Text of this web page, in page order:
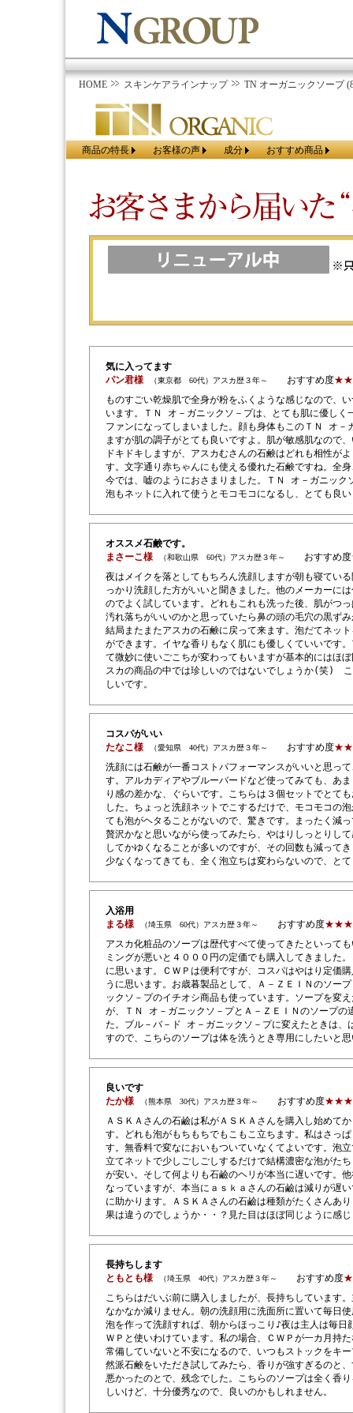
HOME スキンケアラインナップ TN オーガニックソープ
商品の特長 お客様の声 成分 おすすめ商品
気に入ってます
パン君様
（東京都 60代）アスカ歴３年～ おすすめ度
ものすごい乾燥肌で全身が粉をふくような感じなので、
います。ＴＮ オ－ガニックソ－プは、とても肌に優しく
ファンになってしまいました。顔も身体もこのＴＮ オ－
ますが肌の調子がとても良いですよ。肌が敏感肌なので
ドキドキしますが、アスカむさんの石鹸はどれも相性が
す。文字通り赤ちゃんにも使える優れた石鹸ですね。全
今では、嘘のようにおさまりました。ＴＮ オ－ガニック
泡もネットに入れて使うとモコモコになるし、とても良
オススメ石鹸です。
まさーこ様
（和歌山県 60代）アスカ歴３年～ おすすめ度
夜はメイクを落としてもちろん洗顔しますが朝も寝てい
っかり洗顔した方がいいと聞きました。他のメーカーに
のでよく試しています。どれもこれも洗った後、肌がつ
汚れ落ちがいいのかと思っていたら鼻の頭の毛穴の黒ず
結局またまたアスカの石鹸に戻って来ます。泡だてネッ
ができます。イヤな香りもなく肌にも優しくていいです
て微妙に使いごこちが変わってもいますが基本的にはほ
スカの商品の中では珍しいのではないでしょうか(笑)
しいです。
コスパがいい
たなこ様
（愛知県 40代）アスカ歴３年～ おすすめ度
洗顔には石鹸が一番コストパフォーマンスがいいと思っ
す。アルカディアやブルーバードなど使ってみても、あ
り感の差かな、ぐらいです。こちらは３個セットでとて
した。ちょっと洗顔ネットでこするだけで、モコモコの
ても泡がヘタることがないので、驚きです。まったく減
贅沢かなと思いながら使ってみたら、やはりしっとりし
してかゆくなることが多いのですが、その回数も減って
少なくなってきても、全く泡立ちは変わらないので、と
入浴用
まる様
（埼玉県 60代）アスカ歴３年～ おすすめ度
アスカ化粧品のソープは歴代すべて使ってきたといって
ミングが悪いと４０００円の定価でも購入してきました
に思います。ＣＷＰは便利ですが、コスパはやはり定価
うに思います。お歳暮製品として、Ａ－ＺＥＩＮのソー
ックソ－プのイチオシ商品も使っています。ソープを変
が、ＴＮ オ－ガニックソ－プとＡ－ＺＥＩＮのソープの
た。ブル－バ－ド オ－ガニックソ－プに変えたときは、
すので、こちらのソープは体を洗うとき専用にしたいと
良いです
たか様
（熊本県 30代）アスカ歴３年～ おすすめ度
ＡＳＫＡさんの石鹼は私がＡＳＫＡさんを購入し始めて
す。どれも泡がもちもちでもこもこ立ちます。私はさっ
す。無香料で変なにおいもついていなくてよいです。泡
立てネットで少しごしごしするだけで結構濃密な泡がた
が安い。そして何よりも石鹼のヘリが本当に遅いです。
なっていますが、本当にａｓｋａさんの石鹼は減りが遅
に助かります。ＡＳＫＡさんの石鹼は種類がたくさんあ
果は違うのでしょうか・・？見た目はほぼ同じように感
長持ちします
ともとも様
（埼玉県 40代）アスカ歴３年～ おすすめ度
こちらはだいぶ前に購入しましたが、長持ちしています
なかなか減りません。朝の洗顔用に洗面所に置いて毎日
泡を作って洗顔すれば、朝からほっこり♪夜は主人は毎日
ＷＰと使いわけています。私の場合、ＣＷＰが一カ月持
常備していないと不安になるので、いつもストックをキ
然派石鹸をいただき試してみたら、香りが強すぎるのと
悪かったのとで、残念でした。こちらのソープは全く香
しいけど、十分優秀なので、良いのかもしれません。